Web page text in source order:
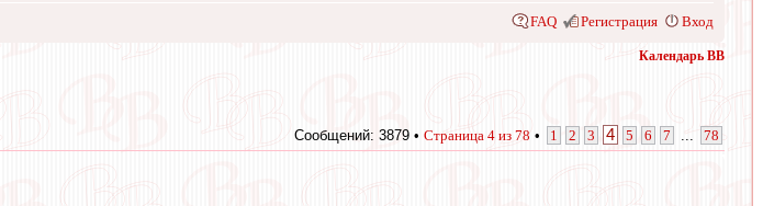
FAQ Регистрация Вход
Календарь ВВ
Сообщений: 3879 • Страница 4 из 78 • 1 2 3 4 5 6 7 78